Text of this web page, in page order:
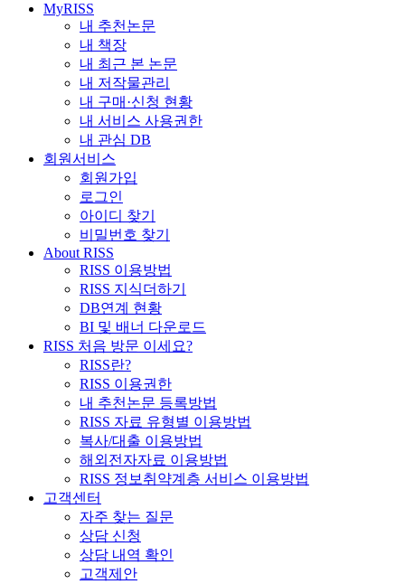
MyRISS
내 추천논문
내 책장
내 최근 본 논문
내 저작물관리
내 구매·신청 현황
내 서비스 사용권한
내 관심 DB
회원서비스
회원가입
로그인
아이디 찾기
비밀번호 찾기
About RISS
RISS 이용방법
RISS 지식더하기
DB연계 현황
BI 및 배너 다운로드
RISS 처음 방문 이세요?
RISS란?
RISS 이용권한
내 추천논문 등록방법
RISS 자료 유형별 이용방법
복사/대출 이용방법
해외전자자료 이용방법
RISS 정보취약계층 서비스 이용방법
고객센터
자주 찾는 질문
상담 신청
상담 내역 확인
고객제안